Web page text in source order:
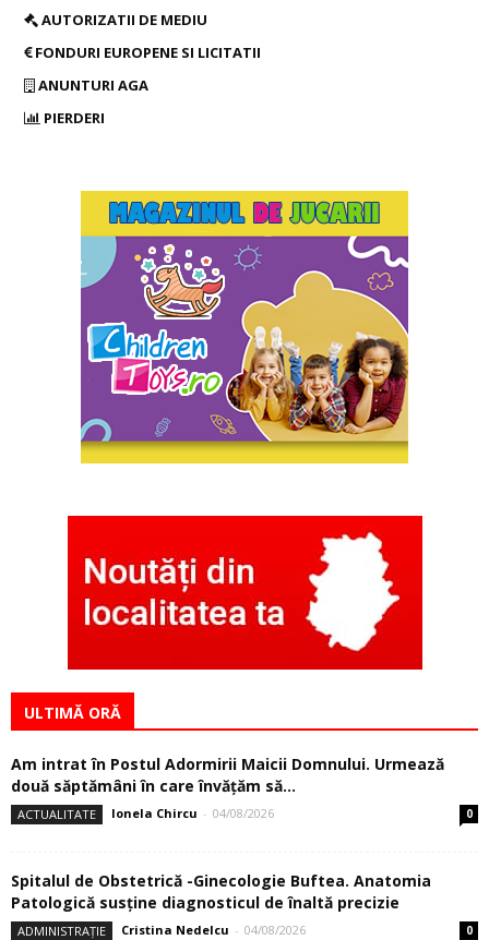
AUTORIZATII DE MEDIU
FONDURI EUROPENE SI LICITATII
ANUNTURI AGA
PIERDERI
ULTIMĂ ORĂ
Am intrat în Postul Adormirii Maicii Domnului. Urmează
două săptămâni în care învăţăm să...
ACTUALITATE Ionela Chircu - 04/08/2026 0
Spitalul de Obstetrică -Ginecologie Buftea. Anatomia
Patologică susţine diagnosticul de înaltă precizie
ADMINISTRAȚIE Cristina Nedelcu - 04/08/2026 0